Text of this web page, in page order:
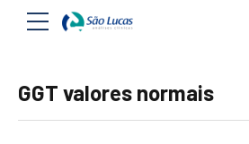
GGT valores normais